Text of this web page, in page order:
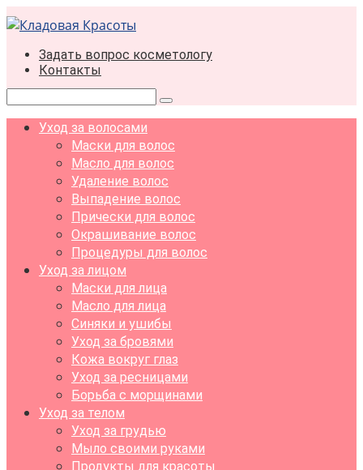
Перейти
к
контентуЗадать вопрос косметологу
Контакты
Поиск:
Уход за волосами
Маски для волос
Масло для волос
Удаление волос
Выпадение волос
Прически для волос
Окрашивание волос
Процедуры для волос
Уход за лицом
Маски для лица
Масло для лица
Синяки и ушибы
Уход за бровями
Кожа вокруг глаз
Уход за ресницами
Борьба с морщинами
Уход за телом
Уход за грудью
Мыло своими руками
Продукты для красоты